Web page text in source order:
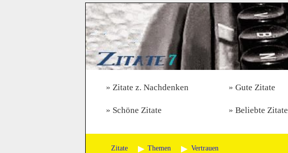
Zitate z. Nachdenken Gute Zitate
Schöne Zitate Beliebte Zitate
Zitate Themen Vertrauen